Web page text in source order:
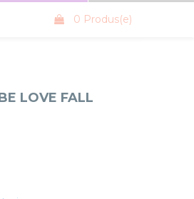
0 Produs(e)
LOVE FALL